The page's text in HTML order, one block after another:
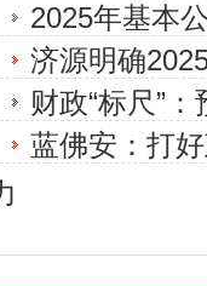
2025年基本
济源明确
财政“标尺”
蓝佛安：打